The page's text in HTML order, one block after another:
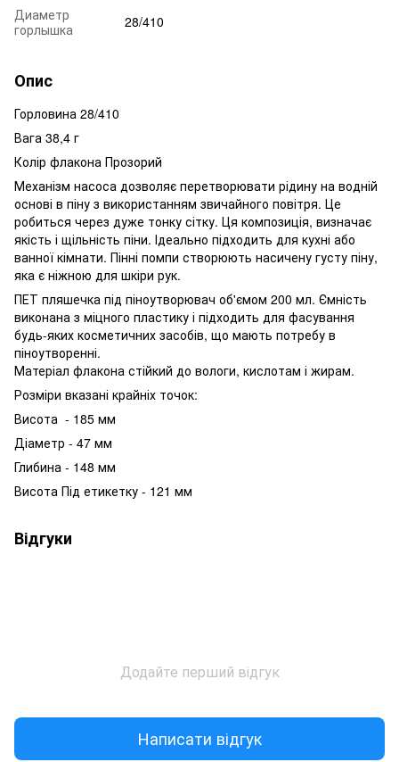
Диаметр
горлышка
28/410
Опис
Горловина 28/410
Вага 38,4 г
Колір флакона Прозорий
Механізм насоса дозволяє перетворювати рідину на водній
основі в піну з використанням звичайного повітря. Це
робиться через дуже тонку сітку. Ця композиція, визначає
якість і щільність піни. Ідеально підходить для кухні або
ванної кімнати. Пінні помпи створюють насичену густу піну,
яка є ніжною для шкіри рук.
ПЕТ пляшечка під піноутворювач об'ємом 200 мл. Ємність
виконана з міцного пластику і підходить для фасування
будь-яких косметичних засобів, що мають потребу в
піноутворенні.
Матеріал флакона стійкий до вологи, кислотам і жирам.
Розміри вказані крайніх точок:
Висота - 185 мм
Діаметр - 47 мм
Глибина - 148 мм
Висота Під етикетку - 121 мм
Відгуки
Додайте перший відгук
Написати відгук